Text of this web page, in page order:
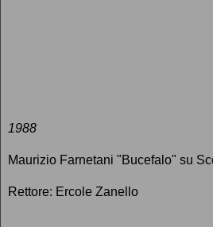
1988
Maurizio Farnetani "Bucefalo" su
Rettore: Ercole Zanello